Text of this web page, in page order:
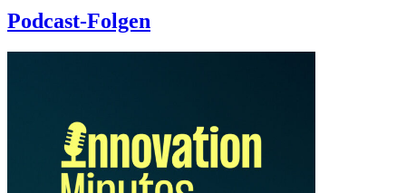
Podcast-Folgen